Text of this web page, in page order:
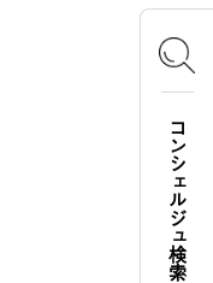
コンシェルジュ検索